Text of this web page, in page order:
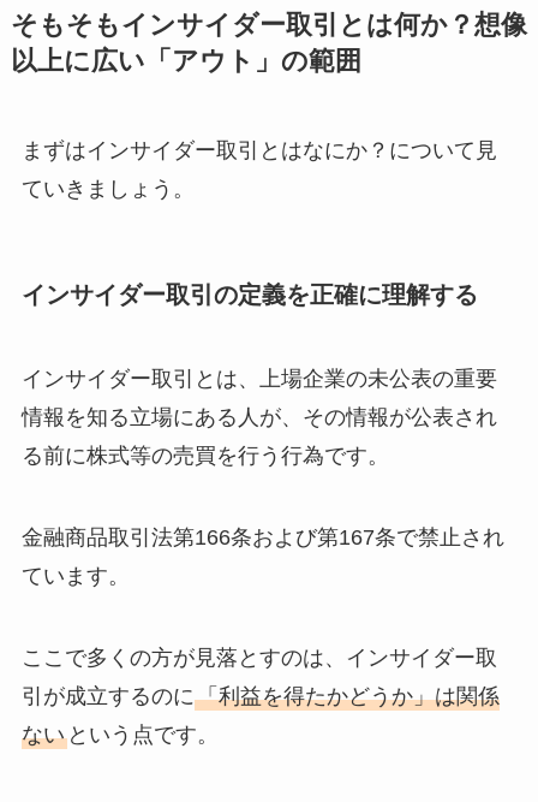
そもそもインサイダー取引とは何か？想像
以上に広い「アウト」の範囲
まずはインサイダー取引とはなにか？について見
ていきましょう。
インサイダー取引の定義を正確に理解する
インサイダー取引とは、上場企業の未公表の重要
情報を知る立場にある人が、その情報が公表され
る前に株式等の売買を行う行為です。
金融商品取引法第166条および第167条で禁止され
ています。
ここで多くの方が見落とすのは、インサイダー取
引が成立するのに「利益を得たかどうか」は関係
ないという点です。